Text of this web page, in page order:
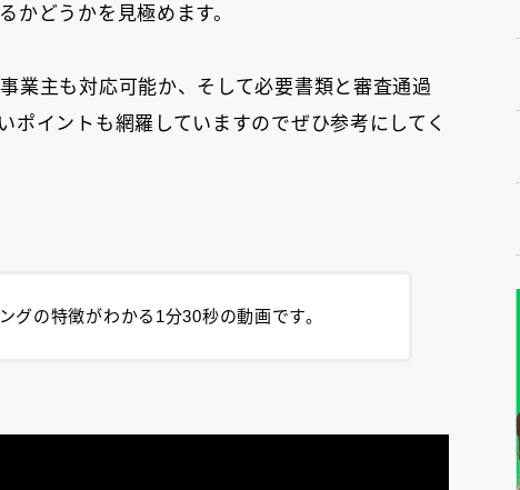
かどうかを見極めます。
業主も対応可能か、そして必要書類と審査通過
ポイントも網羅していますのでぜひ参考にしてく
グの特徴がわかる1分30秒の動画です。